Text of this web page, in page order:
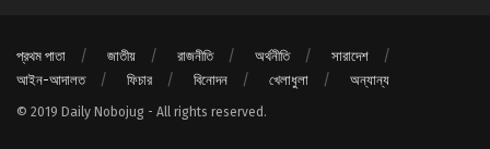
প্রথম পাতা জাতীয় রাজনীতি অর্থনীতি
সারাদেশ
আইন-আদালত
ফিচার বিনোদন খেলাধুলা অন্যান্য
© 2019 Daily Nobojug - All rights reserved.